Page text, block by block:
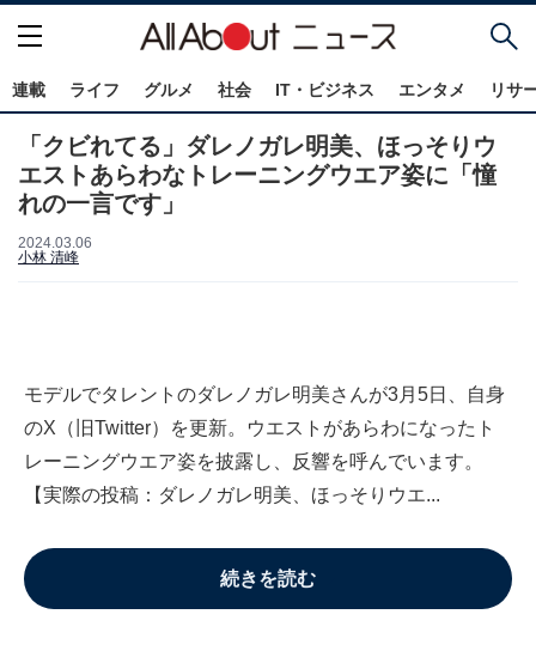
連載 ライフ グルメ 社会 IT・ビジネス エンタメ リサ
「クビれてる」ダレノガレ明美、ほっそりウ
エストあらわなトレーニングウエア姿に「憧
れの一言です」
2024.03.06
小林 清峰
モデルでタレントのダレノガレ明美さんが3月5日、自身
のX（旧Twitter）を更新。ウエストがあらわになったト
レーニングウエア姿を披露し、反響を呼んでいます。
【実際の投稿：ダレノガレ明美、ほっそりウエ...
続きを読む